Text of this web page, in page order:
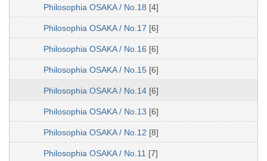
Philosophia OSAKA / No.18 [4]
Philosophia OSAKA / No.17 [6]
Philosophia OSAKA / No.16 [6]
Philosophia OSAKA / No.15 [6]
Philosophia OSAKA / No.14 [6]
Philosophia OSAKA / No.13 [6]
Philosophia OSAKA / No.12 [8]
Philosophia OSAKA / No.11 [7]